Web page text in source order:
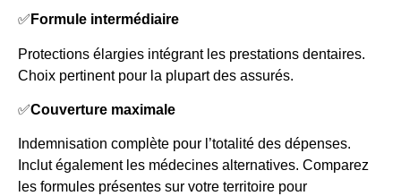
✅ Formule intermédiaire
Protections élargies intégrant les prestations dentaires.
Choix pertinent pour la plupart des assurés.
✅Couverture maximale
Indemnisation complète pour l’totalité des dépenses.
Inclut également les médecines alternatives. Comparez
les formules présentes sur votre territoire pour